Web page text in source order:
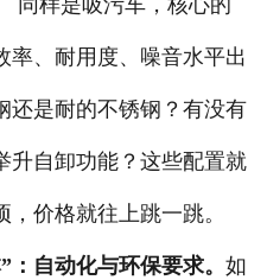
同样是吸污车，核心的
率、耐用度、噪音水平出
还是耐的不锈钢？有没有
升自卸功能？这些配置就
价格就往上跳一跳。
自动化与环保要求。 如